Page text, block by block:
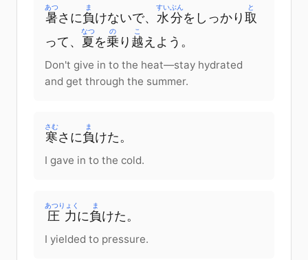
暑
あつ
さ に負
ま
けないで、 水分
すいぶん
を しっかり 取
と
って 、 夏
なつ
を乗
の
り 越
こ
えよう 。
Don't give in to the heat—stay hydrated
and get through the summer.
寒
さむ
さ に負
ま
けた。
I gave in to the cold.
圧力
あつりょく
に負
ま
けた。
I yielded to pressure.